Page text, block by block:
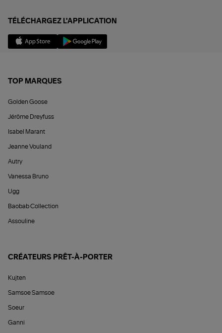
TÉLÉCHARGEZ L'APPLICATION
TOP MARQUES
Golden Goose
Jérôme Dreyfuss
Isabel Marant
Jeanne Vouland
Autry
Vanessa Bruno
Ugg
Baobab Collection
Assouline
CRÉATEURS PRÊT-À-PORTER
Kujten
Samsoe Samsoe
Soeur
Ganni